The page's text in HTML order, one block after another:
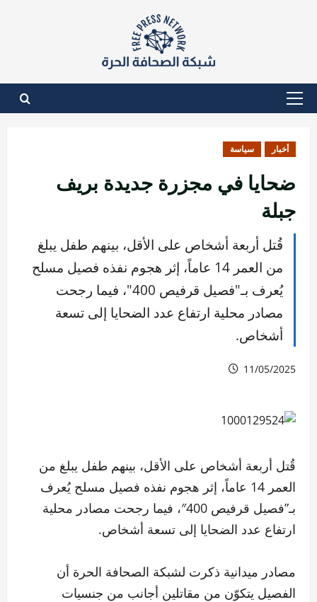
القائمة
أخبار سياسة
ضحايا في مجزرة جديدة بريف
جبلة
قُتل أربعة أشخاص على الأقل، بينهم طفل يبلغ
من العمر 14 عاماً، إثر هجوم نفذه فصيل مسلح
يُعرف بـ"فصيل قرفيص 400"، فيما رجحت
مصادر محلية ارتفاع عدد الضحايا إلى تسعة
أشخاص.
11/05/2025
قُتل أربعة أشخاص على الأقل، بينهم طفل يبلغ من
العمر 14 عاماً، إثر هجوم نفذه فصيل مسلح يُعرف
بـ”فصيل قرفيص 400″، فيما رجحت مصادر محلية
ارتفاع عدد الضحايا إلى تسعة أشخاص.
مصادر ميدانية ذكرت لشبكة الصحافة الحرة أن
الفصيل يتكوّن من مقاتلين أجانب من جنسيات